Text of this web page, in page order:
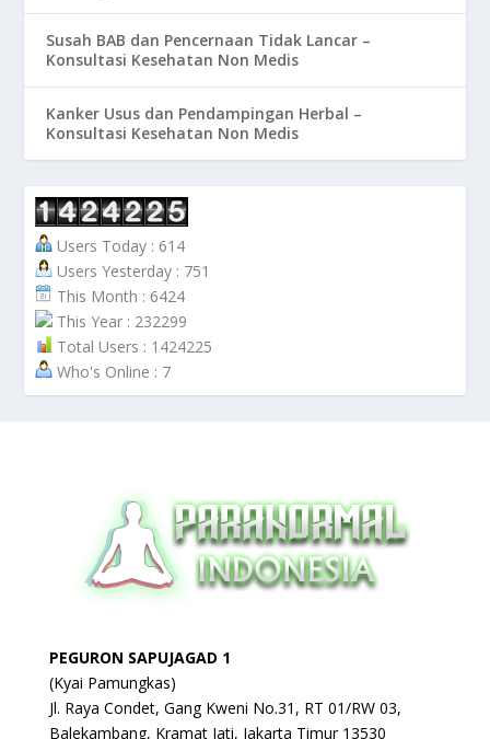
Susah BAB dan Pencernaan Tidak Lancar –
Konsultasi Kesehatan Non Medis
Kanker Usus dan Pendampingan Herbal –
Konsultasi Kesehatan Non Medis
Users Today : 614
Users Yesterday : 751
This Month : 6424
This Year : 232299
Total Users : 1424225
Who's Online : 7
PEGURON SAPUJAGAD 1
(Kyai Pamungkas)
Jl. Raya Condet, Gang Kweni No.31, RT 01/RW 03,
Balekambang, Kramat Jati, Jakarta Timur 13530